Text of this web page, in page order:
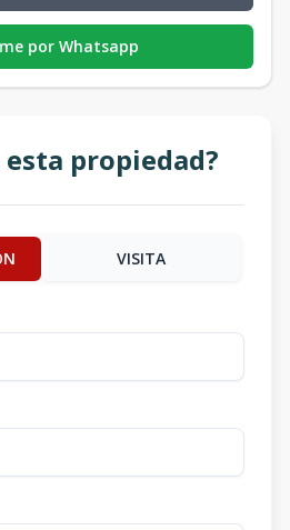
por Whatsapp
propiedad?
VISITA